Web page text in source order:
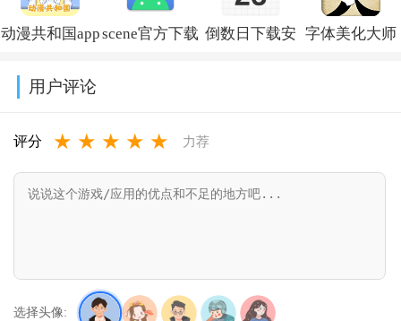
v14.5.0 (Kwai)v13.6.40.545802费版v7.97.0
v1.1.73
动漫共和国appscene官方下载 倒数日下载安 字体美化大师
用户评论
评分 ★ ★ ★ ★ ★ 力荐
选择头像: